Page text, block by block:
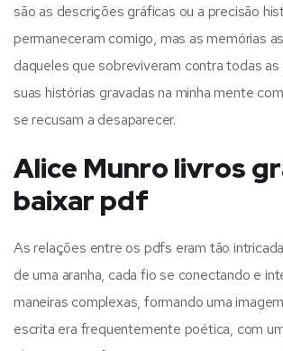
são as descrições gráficas ou a precisão
permaneceram comigo, mas as memórias
daqueles que sobreviveram contra todas
suas histórias gravadas na minha mente
se recusam a desaparecer.
Alice Munro livros
baixar pdf
As relações entre os pdfs eram tão
de uma aranha, cada fio se conectando e
maneiras complexas, formando uma
escrita era frequentemente poética, com